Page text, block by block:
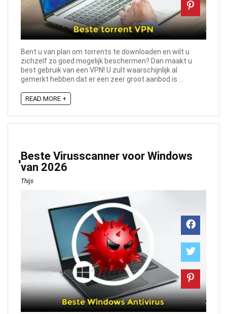
Bent u van plan om torrents te downloaden en wilt u
zichzelf zo goed mogelijk beschermen? Dan maakt u
best gebruik van een VPN! U zult waarschijnlijk al
gemerkt hebben dat er een zeer groot aanbod is ...
READ MORE +
ฺฺBeste Virusscanner voor Windows
van 2026
Thijs